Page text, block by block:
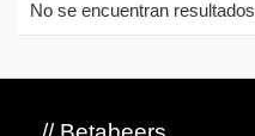
No se encuentran resultados